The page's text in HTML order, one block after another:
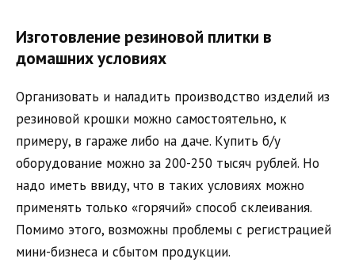
Изготовление резиновой плитки в
домашних условиях
Организовать и наладить производство изделий из
резиновой крошки можно самостоятельно, к
примеру, в гараже либо на даче. Купить б/у
оборудование можно за 200-250 тысяч рублей. Но
надо иметь ввиду, что в таких условиях можно
применять только «горячий» способ склеивания.
Помимо этого, возможны проблемы с регистрацией
мини-бизнеса и сбытом продукции.